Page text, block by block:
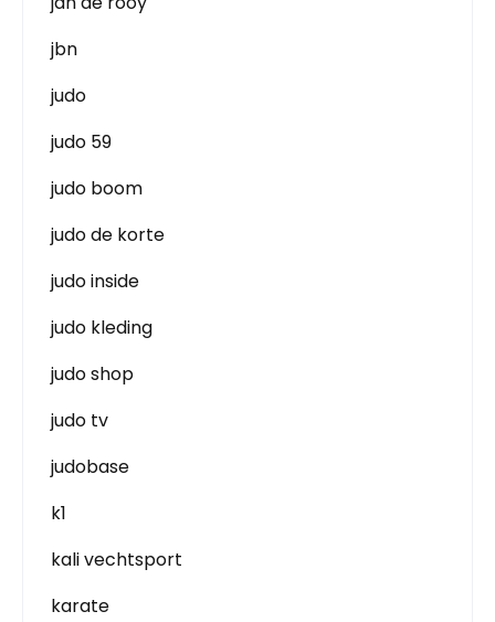
jbn
judo
judo 59
judo boom
judo de korte
judo inside
judo kleding
judo shop
judo tv
judobase
k1
kali vechtsport
karate